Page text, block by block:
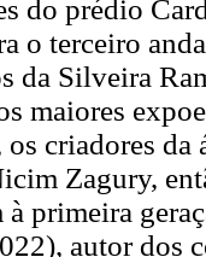
do prédio
o terceiro
da Silveira
maiores
os criadores
Zagury,
à primeira
autor dos